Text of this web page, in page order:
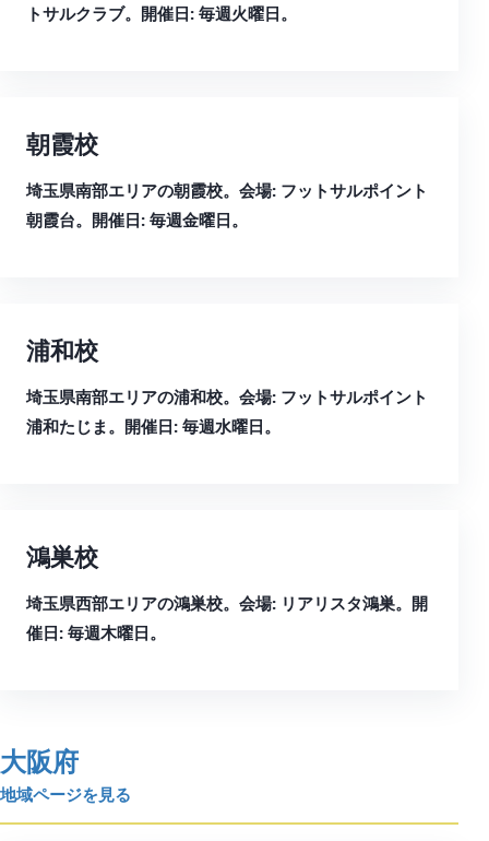
トサルクラブ。開催日: 毎週火曜日。
朝霞校
埼玉県南部エリアの朝霞校。会場: フットサルポイント
朝霞台。開催日: 毎週金曜日。
浦和校
埼玉県南部エリアの浦和校。会場: フットサルポイント
浦和たじま。開催日: 毎週水曜日。
鴻巣校
埼玉県西部エリアの鴻巣校。会場: リアリスタ鴻巣。開
催日: 毎週木曜日。
大阪府
地域ページを見る